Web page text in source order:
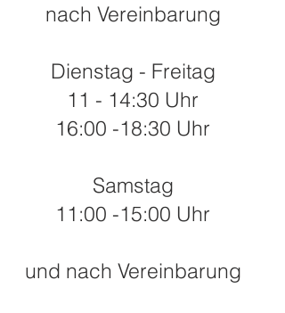
nach Vereinbarung
Dienstag - Freitag
11 - 14:30 Uhr
16:00 -18:30 Uhr
Samstag
11:00 -15:00 Uhr
und nach Vereinbarung